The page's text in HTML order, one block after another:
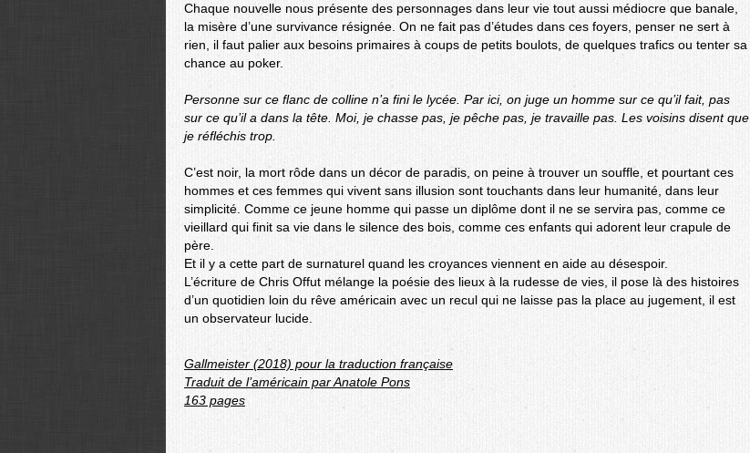
Chaque nouvelle nous présente des personnages dans leur vie tout aussi médiocre que banale,
la misère d’une survivance résignée. On ne fait pas d’études dans ces foyers, penser ne sert à
rien, il faut palier aux besoins primaires à coups de petits boulots, de quelques trafics ou tenter sa
chance au poker.
Personne sur ce flanc de colline n’a fini le lycée. Par ici, on juge un homme sur ce qu’il fait, pas
sur ce qu’il a dans la tête. Moi, je chasse pas, je pêche pas, je travaille pas. Les voisins disent que
je réfléchis trop.
C’est noir, la mort rôde dans un décor de paradis, on peine à trouver un souffle, et pourtant ces
hommes et ces femmes qui vivent sans illusion sont touchants dans leur humanité, dans leur
simplicité. Comme ce jeune homme qui passe un diplôme dont il ne se servira pas, comme ce
vieillard qui finit sa vie dans le silence des bois, comme ces enfants qui adorent leur crapule de
père.
Et il y a cette part de surnaturel quand les croyances viennent en aide au désespoir.
L’écriture de Chris Offut mélange la poésie des lieux à la rudesse de vies, il pose là des histoires
d’un quotidien loin du rêve américain avec un recul qui ne laisse pas la place au jugement, il est
un observateur lucide.
Gallmeister (2018) pour la traduction française
Traduit de l’américain par Anatole Pons
163 pages